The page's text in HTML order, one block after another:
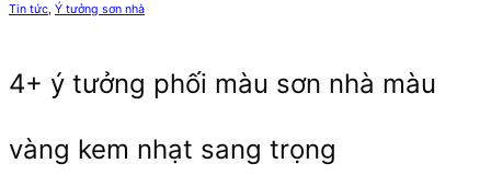
Tin tức, Ý tưởng sơn nhà
4+ ý tưởng phối màu sơn nhà màu
vàng kem nhạt sang trọng